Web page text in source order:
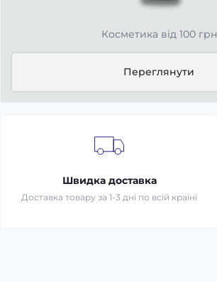
Косметика від 100 грн
Переглянути
Швидка доставка
Доставка товару за 1-3 дні по всій країні